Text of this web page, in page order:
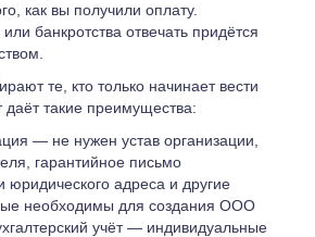
как вы получили оплату.
банкротства отвечать придётся
те, кто только начинает вести
даёт такие преимущества:
— не нужен устав организации,
гарантийное письмо
юридического адреса и другие
необходимы для создания ООО
учёт — индивидуальные